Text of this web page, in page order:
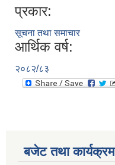
प्रकार:
सूचना तथा समाचार
आर्थिक वर्ष:
२०८२/८३
बजेट तथा कार्यक्रम